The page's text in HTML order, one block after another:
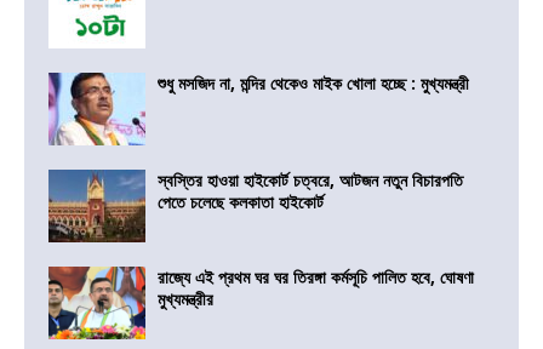
শুধু মসজিদ না, মন্দির থেকেও মাইক খোলা হচ্ছে : মুখ্যমন্ত্রী
স্বস্তির হাওয়া হাইকোর্ট চত্বরে, আটজন নতুন বিচারপতি
পেতে চলেছে কলকাতা হাইকোর্ট
রাজ্যে এই প্রথম ঘর ঘর তিরঙ্গা কর্মসূচি পালিত হবে, ঘোষণা
মুখ্যমন্ত্রীর